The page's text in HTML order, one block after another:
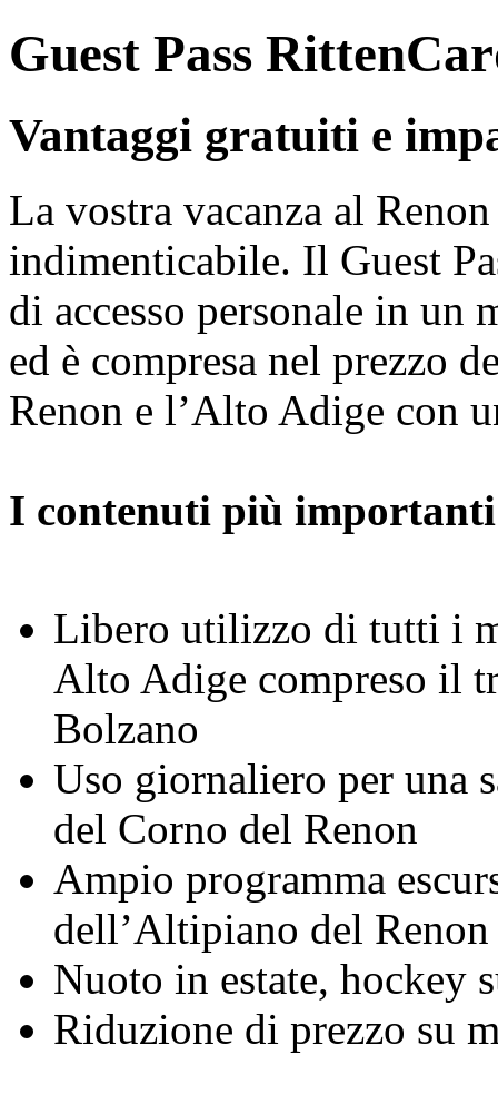
Guest Pass
Vantaggi gratuiti e
La vostra vacanza al
indimenticabile. Il Guest
di accesso personale in un
ed è compresa nel prezzo
Renon e l’Alto Adige con
I contenuti più
Libero utilizzo di tutti i
Alto Adige compreso il
Bolzano
Uso giornaliero per una
del Corno del Renon
Ampio programma
dell’Altipiano del Renon
Nuoto in estate, hockey
Riduzione di prezzo su